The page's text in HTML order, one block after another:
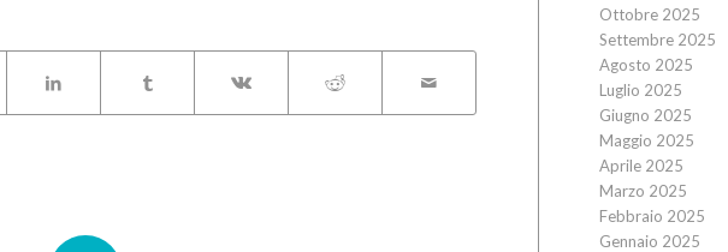
Ottobre 2025
Settembre 2025
Agosto 2025
Luglio 2025
Giugno 2025
Maggio 2025
Aprile 2025
Marzo 2025
Febbraio 2025
Gennaio 2025